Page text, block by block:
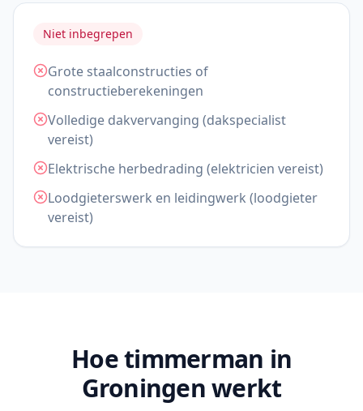
Niet inbegrepen
Grote staalconstructies of
constructieberekeningen
Volledige dakvervanging (dakspecialist
vereist)
Elektrische herbedrading (elektricien vereist)
Loodgieterswerk en leidingwerk (loodgieter
vereist)
Hoe timmerman in
Groningen werkt